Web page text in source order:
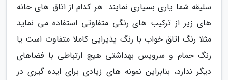
سلیقه شما یاری بسیاری نمایند. هر کدام از اتاق های خانه
های زیر از ترکیب های رنگی متفاوتی استفاده می نماید
مثلا رنگ اتاق خواب با رنگ پذیرایی کاملا متفاوت است یا
رنگ حمام و سرویس بهداشتی هیچ ارتباطی با فضاهای
دیگر ندارد، بنابراین نمونه های زیادی برای ایده گیری در